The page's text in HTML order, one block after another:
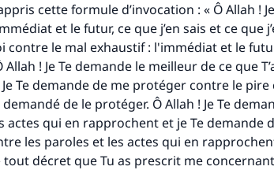
cette formule d’invocation : « Ô Allah !
et le futur, ce que j’en sais et ce que
contre le mal exhaustif : l'immédiat et le
Allah ! Je Te demande le meilleur de ce que
Te demande de me protéger contre le
demandé de le protéger. Ô Allah ! Je Te
actes qui en rapprochent et je Te demande
les paroles et les actes qui en
décret que Tu as prescrit me
une différence dans la
personnes grâce à votre
Aidez nous à apporter des